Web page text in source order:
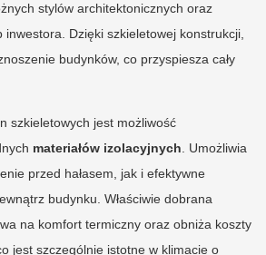
stylów architektonicznych oraz
inwestora. Dzięki szkieletowej konstrukcji,
budynków, co przyspiesza cały
szkieletowych jest możliwość
materiałów izolacyjnych. Umożliwia
przed hałasem, jak i efektywne
budynku. Właściwie dobrana
na komfort termiczny oraz obniża koszty
jest szczególnie istotne w klimacie o